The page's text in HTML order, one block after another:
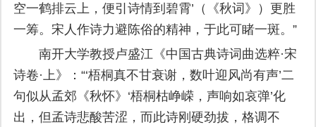
空一鹤排云上，便引诗情到碧霄’（《秋词》）更胜
一筹。宋人作诗力避陈俗的精神，于此可睹一斑。”
南开大学教授卢盛江《中国古典诗词曲选粹·宋
诗卷·上》：“‘梧桐真不甘衰谢，数叶迎风尚有声’二
句似从孟郊《秋怀》‘梧桐枯峥嵘，声响如哀弹’化
出，但孟诗悲酸苦涩，而此诗刚硬劲拔，格调不